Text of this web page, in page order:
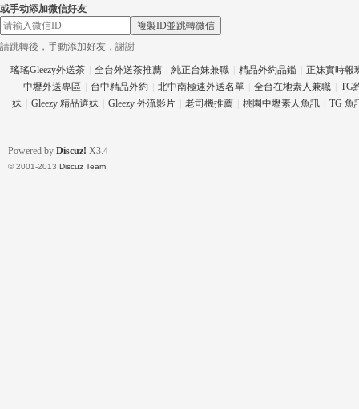
或手动添加微信好友
複製ID並跳轉微信
請跳轉後，手動添加好友，謝謝
瑤瑤Gleezy外送茶 全台外送茶推薦 純正台妹兼職 精品外約品鑑
正妹實時報
中壢外送專區
台中精品外約 北中南極速外送名單 全台在地素人兼職
TG
妹
Gleezy 精品選妹 Gleezy 外流影片 老司機推薦 桃園中壢素人魚訊 TG 魚
Powered by Discuz! X3.4
© 2001-2013 Discuz Team.